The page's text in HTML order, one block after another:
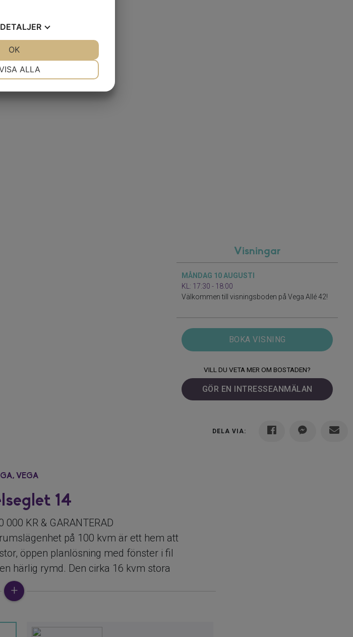
Visningar
MÅNDAG 10 AUGUSTI
KL: 17:30 - 18:00
Välkommen till visningsboden på Vega Allé 42!
BOKA VISNING
VILL DU VETA MER OM BOSTADEN?
GÖR EN INTRESSEANMÄLAN
DELA VIA:
VEGA
14
000 KR & GARANTERAD
på 100 kvm är ett hem att
öppen planlösning med fönster i fil
härlig rymd. Den cirka 16 kvm stora
sommarhalvåret - med gott om plats
utomhus. Planlösningen är dessutom
med ännu mer sociala ytor. Ett
DETALJER
ALLA
OK